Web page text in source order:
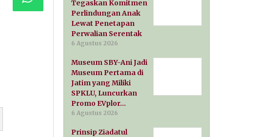
Tegaskan Komitmen
Perlindungan Anak
Lewat Penetapan
Perwalian Serentak
6 Agustus 2026
Museum SBY-Ani Jadi
Museum Pertama di
Jatim yang Miliki
SPKLU, Luncurkan
Promo EVplor…
6 Agustus 2026
Prinsip Ziadatul